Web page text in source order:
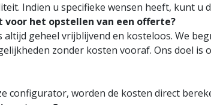
Indien u specifieke wensen heeft, kunt u
het opstellen van een offerte?
geheel vrijblijvend en kosteloos. We
zonder kosten vooraf. Ons doel
worden de kosten direct